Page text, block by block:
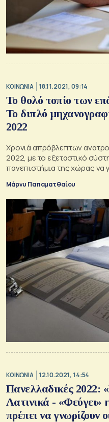
ΚΟΙΝΩΝΙΑ 18.11.2021, 09:14
To θολό τοπίο των
Το διπλό
2022
Χρονιά απρόβλεπτων
2022, με το εξεταστικό
πανεπιστήμια της χώρας να
Μάρνυ Παπαματθαίου
ΚΟΙΝΩΝΙΑ 12.10.2021, 14:54
Πανελλαδικές 2022:
Λατινικά - «Φεύγει»
πρέπει να γνωρίζουν